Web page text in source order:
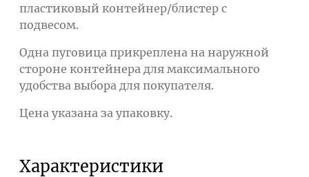
пластиковый контейнер/блистер с
подвесом.
Одна пуговица прикреплена на наружной
стороне контейнера для максимального
удобства выбора для покупателя.
Цена указана за упаковку.
Характеристики